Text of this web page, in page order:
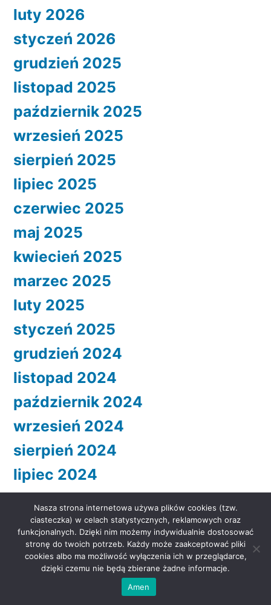
luty 2026
styczeń 2026
grudzień 2025
listopad 2025
październik 2025
wrzesień 2025
sierpień 2025
lipiec 2025
czerwiec 2025
maj 2025
kwiecień 2025
marzec 2025
luty 2025
styczeń 2025
grudzień 2024
listopad 2024
październik 2024
wrzesień 2024
sierpień 2024
lipiec 2024
czerwiec 2024
maj 2024
kwiecień 2024
marzec 2024
Nasza strona internetowa używa plików cookies (tzw.
ciasteczka) w celach statystycznych, reklamowych oraz
funkcjonalnych. Dzięki nim możemy indywidualnie dostosować
stronę do twoich potrzeb. Każdy może zaakceptować pliki
cookies albo ma możliwość wyłączenia ich w przeglądarce,
dzięki czemu nie będą zbierane żadne informacje.
Amen